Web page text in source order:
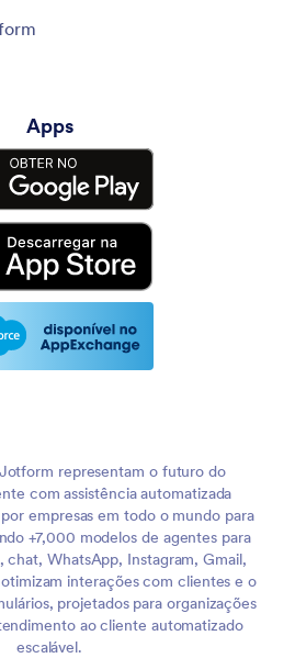
Apps
representam o futuro do
com assistência automatizada
empresas em todo o mundo para
+7,000 modelos de agentes para
WhatsApp, Instagram, Gmail,
interações com clientes e o
projetados para organizações
ao cliente automatizado
escalável.